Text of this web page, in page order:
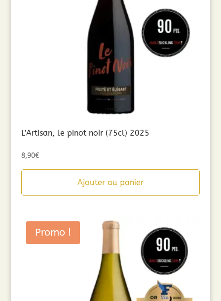
L’Artisan, le pinot noir (75cl) 2025
8,90€
Ajouter au panier
Promo !